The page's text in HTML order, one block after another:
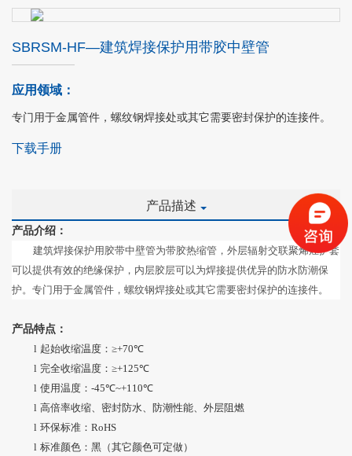
SBRSM-HF—建筑焊接保护用带胶中壁管
应用领域：
专门用于金属管件，螺纹钢焊接处或其它需要密封保护的连接件。
下载手册
产品描述
产品介绍：
建筑焊接保护用胶带中壁管为带胶热缩管，外层辐射交联聚烯烃护套
可以提供有效的绝缘保护，内层胶层可以为焊接提供优异的防水防潮保
护。专门用于金属管件，螺纹钢焊接处或其它需要密封保护的连接件。
产品特点：
l 起始收缩温度： ≥+70℃
l 完全收缩温度： ≥+125℃
l 使用温度： -45℃~+110℃
l 高倍率收缩、密封防水、防潮性能、外层阻燃
l 环保标准： RoHS
l 标准颜色：黑（其它颜色可定做）